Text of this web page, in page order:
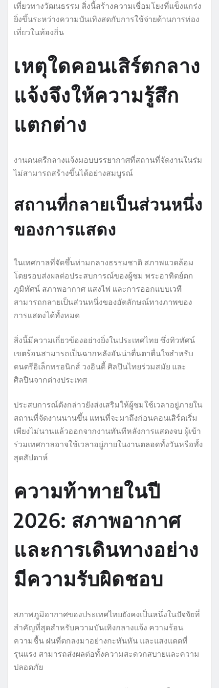
เที่ยวทางวัฒนธรรม สิ่งนี้สร้างความเชื่อมโยงที่แข็งแกร่ง
ยิ่งขึ้นระหว่างความบันเทิงสดกับการใช้จ่ายด้านการท่อง
เที่ยวในท้องถิ่น
เหตุใดคอนเสิร์ตกลาง
แจ้งจึงให้ความรู้สึก
แตกต่าง
งานดนตรีกลางแจ้งมอบบรรยากาศที่สถานที่จัดงานในร่ม
ไม่สามารถสร้างขึ้นได้อย่างสมบูรณ์
สถานที่กลายเป็นส่วนหนึ่ง
ของการแสดง
ในเทศกาลที่จัดขึ้นท่ามกลางธรรมชาติ สภาพแวดล้อม
โดยรอบส่งผลต่อประสบการณ์ของผู้ชม พระอาทิตย์ตก
ภูมิทัศน์ สภาพอากาศ แสงไฟ และการออกแบบเวที
สามารถกลายเป็นส่วนหนึ่งของอัตลักษณ์ทางภาพของ
การแสดงได้ทั้งหมด
สิ่งนี้มีความเกี่ยวข้องอย่างยิ่งในประเทศไทย ซึ่งทิวทัศน์
เขตร้อนสามารถเป็นฉากหลังอันน่าตื่นตาตื่นใจสำหรับ
ดนตรีอิเล็กทรอนิกส์ วงอินดี้ ศิลปินไทยร่วมสมัย และ
ศิลปินจากต่างประเทศ
ประสบการณ์ดังกล่าวยังส่งเสริมให้ผู้ชมใช้เวลาอยู่ภายใน
สถานที่จัดงานนานขึ้น แทนที่จะมาถึงก่อนคอนเสิร์ตเริ่ม
เพียงไม่นานแล้วออกจากงานทันทีหลังการแสดงจบ ผู้เข้า
ร่วมเทศกาลอาจใช้เวลาอยู่ภายในงานตลอดทั้งวันหรือทั้ง
สุดสัปดาห์
ความท้าทายในปี
2026: สภาพอากาศ
และการเดินทางอย่าง
มีความรับผิดชอบ
สภาพภูมิอากาศของประเทศไทยยังคงเป็นหนึ่งในปัจจัยที่
สำคัญที่สุดสำหรับความบันเทิงกลางแจ้ง ความร้อน
ความชื้น ฝนที่ตกลงมาอย่างกะทันหัน และแสงแดดที่
รุนแรง สามารถส่งผลต่อทั้งความสะดวกสบายและความ
ปลอดภัย